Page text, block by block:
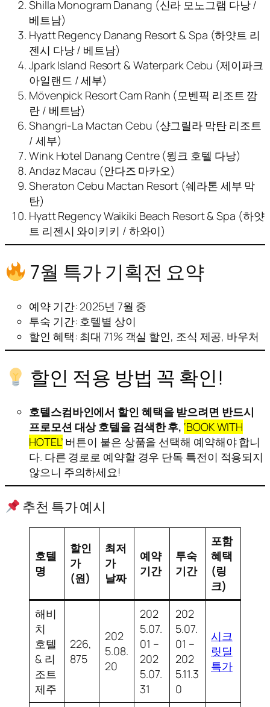
Shilla Monogram Danang (신라 모노그램 다낭 /
베트남)
Hyatt Regency Danang Resort & Spa (하얏트 리
젠시 다낭 / 베트남)
Jpark Island Resort & Waterpark Cebu (제이파크
아일랜드 / 세부)
Mövenpick Resort Cam Ranh (모벤픽 리조트 깜
란 / 베트남)
Shangri‑La Mactan Cebu (샹그릴라 막탄 리조트
/ 세부)
Wink Hotel Danang Centre (윙크 호텔 다낭)
Andaz Macau (안다즈 마카오)
Sheraton Cebu Mactan Resort (쉐라톤 세부 막
탄)
Hyatt Regency Waikiki Beach Resort & Spa (하얏
트 리젠시 와이키키 / 하와이)
7월 특가 기획전 요약
예약 기간: 2025년 7월 중
투숙 기간: 호텔별 상이
할인 혜택: 최대 71% 객실 할인, 조식 제공, 바우처
할인 적용 방법 꼭 확인!
호텔스컴바인에서 할인 혜택을 받으려면 반드시
프로모션 대상 호텔을 검색한 후, ‘BOOK WITH
HOTEL’ 버튼이 붙은 상품을 선택해 예약해야 합니
다. 다른 경로로 예약할 경우 단독 특전이 적용되지
않으니 주의하세요!
추천 특가 예시
호텔
명
할인
가
(원)
최저
가
날짜
예약
기간
투숙
기간
포함
혜택
(링
크)
해비
치
호텔
& 리
조트
제주
226,
875
202
5.08.
20
202
5.07.
01 –
202
5.07.
31
202
5.07.
01 –
202
5.11.3
0
시크
릿딜
특가